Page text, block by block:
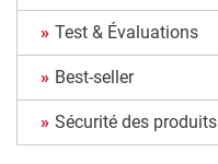
Test & Évaluations
Best-seller
Sécurité des produits